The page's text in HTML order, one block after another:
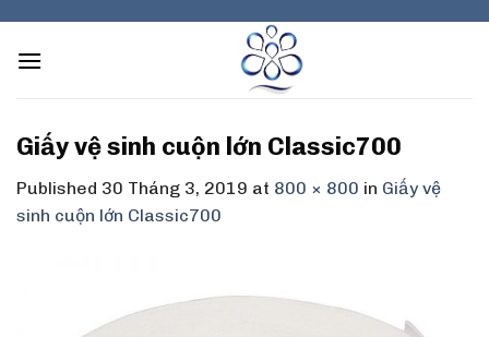
content
Giấy vệ sinh cuộn lớn Classic700
Published 30 Tháng 3, 2019 at 800 × 800 in Giấy vệ
sinh cuộn lớn Classic700